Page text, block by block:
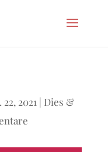
22, 2021 | Dies &